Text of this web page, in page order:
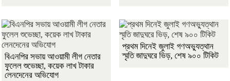
বিএনপির সভায় আওয়ামী লীগ নেতার
ফুলেল শুভেচ্ছা, কয়েক লাখ টাকার
লেনদেনের অভিযোগ
প্রথম দিনেই জুলাই গণঅভ্যুত্থান
স্মৃতি জাদুঘরে ভিড়, শেষ ৯০০ টিকিট